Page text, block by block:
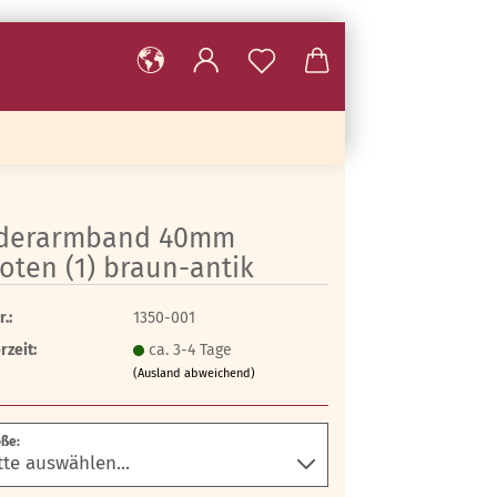
40mm
(1) braun-antik
1350-001
ca. 3-4 Tage
(Ausland abweichend)